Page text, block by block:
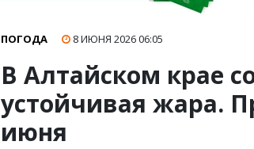
ПОГОДА 8 ИЮНЯ 202606:05
В Алтайском крае
устойчивая жара.
июня